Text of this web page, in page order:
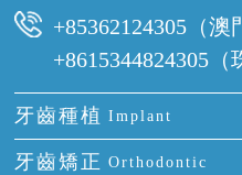
+85362124305（澳
+8615344824305（
牙齒種植 Implant
種牙
牙齒矯正 Orthodontic